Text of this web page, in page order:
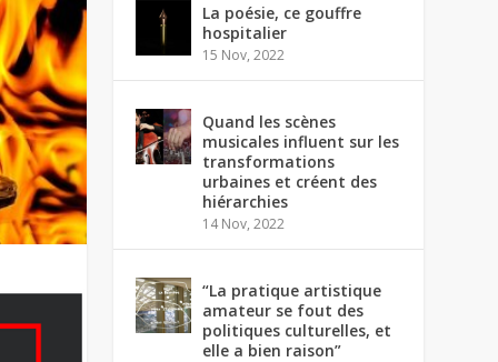
La poésie, ce gouffre
hospitalier
15 Nov, 2022
Quand les scènes
musicales influent sur les
transformations
urbaines et créent des
hiérarchies
14 Nov, 2022
“La pratique artistique
amateur se fout des
politiques culturelles, et
elle a bien raison”